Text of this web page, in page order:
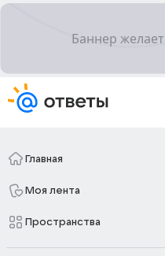
Главная
Моя лента
Пространства